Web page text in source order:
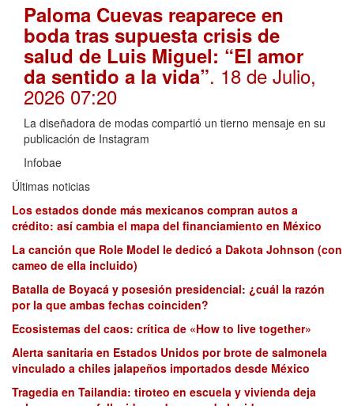
Paloma Cuevas reaparece en
boda tras supuesta crisis de
salud de Luis Miguel: “El amor
da sentido a la vida”. 18 de Julio,
2026 07:20
La diseñadora de modas compartió un tierno mensaje en su
publicación de Instagram
Infobae
Últimas noticias
Los estados donde más mexicanos compran autos a
crédito: así cambia el mapa del financiamiento en México
La canción que Role Model le dedicó a Dakota Johnson (con
cameo de ella incluido)
Batalla de Boyacá y posesión presidencial: ¿cuál la razón
por la que ambas fechas coinciden?
Ecosistemas del caos: crítica de «How to live together»
Alerta sanitaria en Estados Unidos por brote de salmonela
vinculado a chiles jalapeños importados desde México
Tragedia en Tailandia: tiroteo en escuela y vivienda deja